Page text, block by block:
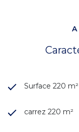
A
Surface 220 m²
carrez 220 m²